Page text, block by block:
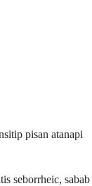
pisan atanapi
seborrheic, sabab